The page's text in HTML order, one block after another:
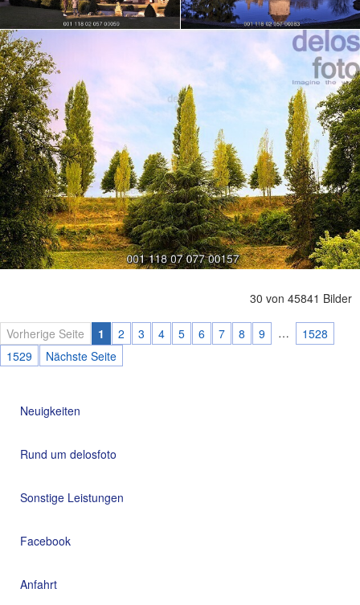
30 von 45841 Bilder
Vorherige Seite 1 2 3 4 5 6 7 8 9 …
1528
1529
Nächste Seite
Neuigkeiten
Rund um delosfoto
Sonstige Leistungen
Facebook
Anfahrt